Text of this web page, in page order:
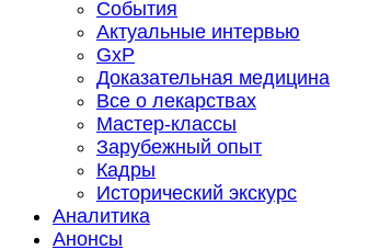
События
Актуальные интервью
GxP
Доказательная медицина
Все о лекарствах
Мастер-классы
Зарубежный опыт
Кадры
Исторический экскурс
Аналитика
Анонсы